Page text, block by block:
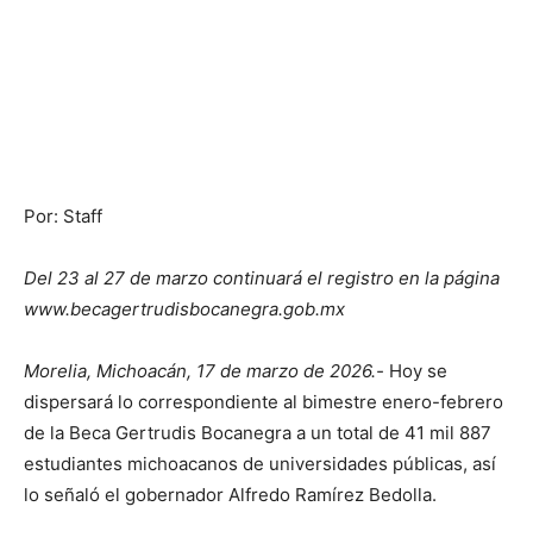
Por: Staff
Del 23 al 27 de marzo continuará el registro en la página
www.becagertrudisbocanegra.gob.mx
Morelia, Michoacán, 17 de marzo de 2026.- Hoy se
dispersará lo correspondiente al bimestre enero-febrero
de la Beca Gertrudis Bocanegra a un total de 41 mil 887
estudiantes michoacanos de universidades públicas, así
lo señaló el gobernador Alfredo Ramírez Bedolla.